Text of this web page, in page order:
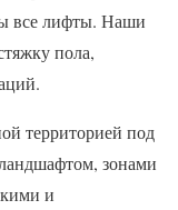
все лифты. Наши
пола,
территорией под
зонами
и